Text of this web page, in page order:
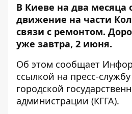
В Киеве на два месяца
движение на части
связи с ремонтом.
уже завтра, 2 июня.
Об этом сообщает
ссылкой на пресс-
городской
администрации (КГГА).